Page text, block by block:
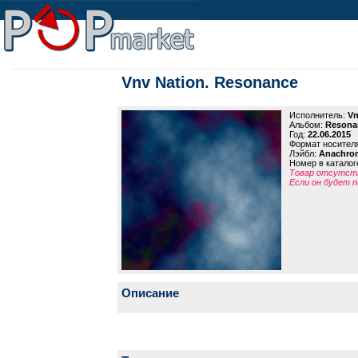
Vnv Nation. Resonance
Исполнитель:
Альбом:
Год: 22.06.2015
Формат
Лэйбл:
Номер в
Товар
Если он будет
Описание